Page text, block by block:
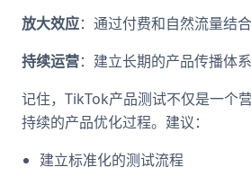
放大效应：通过付费和自然流量结合
持续运营：建立长期的产品传播体系
记住，TikTok产品测试不仅是一个
持续的产品优化过程。建议：
建立标准化的测试流程